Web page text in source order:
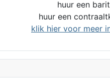
huur een
huur een
klik hier voor meer